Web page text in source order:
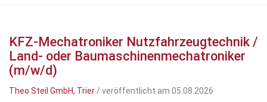
KFZ-Mechatroniker Nutzfahrzeugtechnik /
Land- oder Baumaschinenmechatroniker
(m/w/d)
Theo Steil GmbH, Trier / veröffentlicht am 05.08.2026